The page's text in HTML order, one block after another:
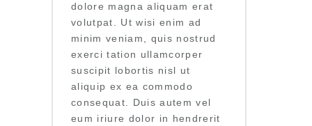
dolore magna aliquam erat
volutpat. Ut wisi enim ad
minim veniam, quis nostrud
exerci tation ullamcorper
suscipit lobortis nisl ut
aliquip ex ea commodo
consequat. Duis autem vel
eum iriure dolor in hendrerit